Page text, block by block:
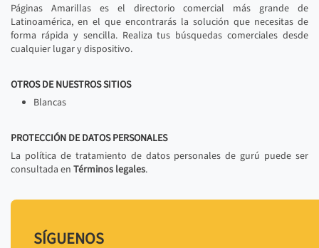
Páginas Amarillas es el directorio comercial más grande de
Latinoamérica, en el que encontrarás la solución que necesitas de
forma rápida y sencilla. Realiza tus búsquedas comerciales desde
cualquier lugar y dispositivo.
OTROS DE NUESTROS SITIOS
Blancas
PROTECCIÓN DE DATOS PERSONALES
La política de tratamiento de datos personales de gurú puede ser
consultada en Términos legales.
SÍGUENOS